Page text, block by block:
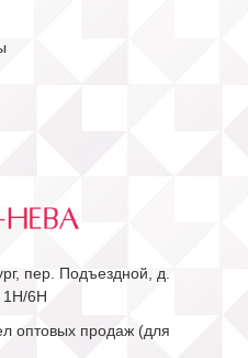
пер. Подъездной, д.
1Н/6Н
оптовых продаж (для